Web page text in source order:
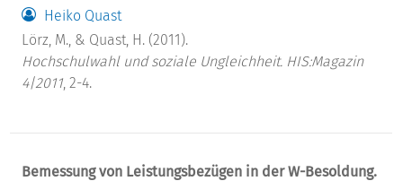
Heiko Quast
Lörz, M., & Quast, H. (2011).
Hochschulwahl und soziale Ungleichheit. HIS:Magazin
4|2011, 2-4.
Bemessung von Leistungsbezügen in der W-Besoldung.